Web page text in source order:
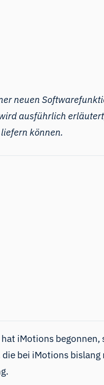
neuen
ausführlich
können.
iMotions begonnen,
bei iMotions